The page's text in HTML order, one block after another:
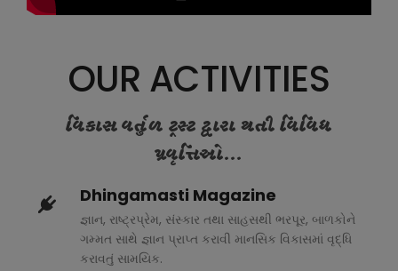
OUR ACTIVITIES
વિકાસ વર્તુળ ટ્રસ્ટ દ્વારા થતી વિવિધ
પ્રવૃત્તિઓ...
Dhingamasti Magazine
જ્ઞાન, રાષ્ટ્રપ્રેમ, સંસ્કાર તથા સાહસથી ભરપૂર, બાળકોને
ગમ્મત સાથે જ્ઞાન પ્રાપ્ત કરાવી માનસિક વિકાસમાં વૃદ્ધિ
કરાવતું સામયિક.